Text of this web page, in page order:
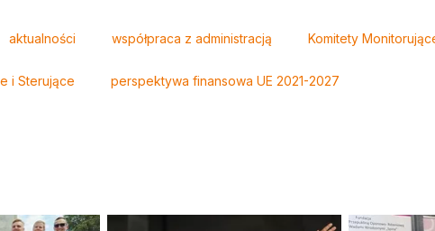
aktualności współpraca z administracją Komitety
i Sterujące perspektywa finansowa UE 2021-2027